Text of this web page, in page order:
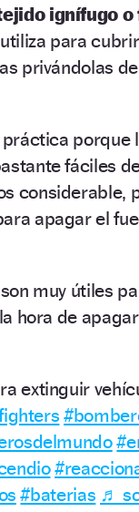
ignífugo o
para
privándolas
porque
fáciles
considerable,
apagar el
muy útiles
hora de
extinguir
#baterias ♬